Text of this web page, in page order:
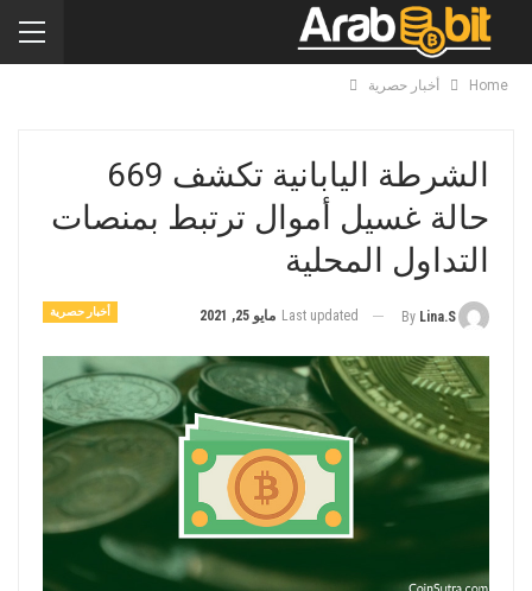
Home أخبار حصرية
الشرطة اليابانية تكشف 669
حالة غسيل أموال ترتبط بمنصات
التداول المحلية
أخبار حصرية By Lina.s
Last updated مايو 25, 2021